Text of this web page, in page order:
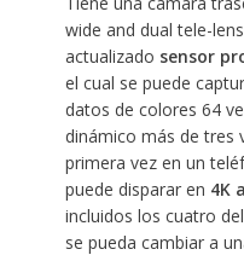
wide and dual tele-
actualizado sensor
el cual se puede
datos de colores 64
dinámico más de tres
primera vez en un
puede disparar en 4K
incluidos los cuatro
se pueda cambiar a